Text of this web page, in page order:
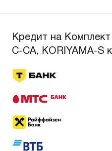
Кредит на
C-CA, KORIYAMA-S